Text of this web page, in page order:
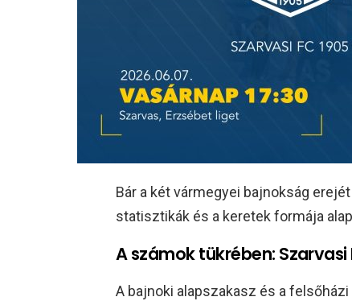
Bár a két vármegyei bajnokság
statisztikák és a keretek formája
A számok tükrében: Szarvasi
A bajnoki alapszakasz és a